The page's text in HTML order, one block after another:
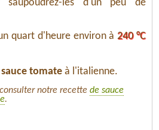
les d'un peu de
quart d'heure environ à240 °C
sauce tomate à l'italienne.
notre recette de sauce
.